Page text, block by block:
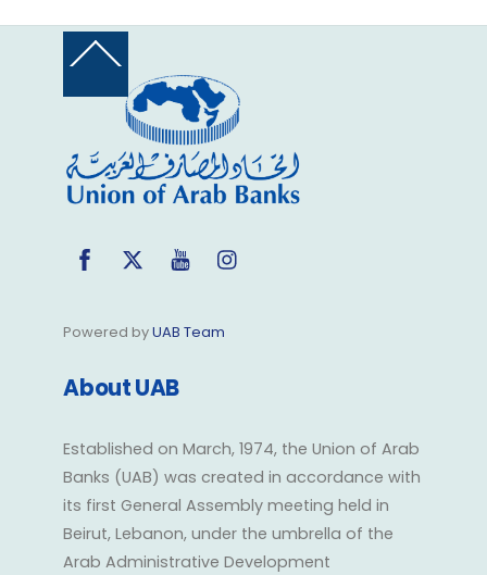
Back
Top
FacebookTwitter YouTube
Powered byUAB Team
About UAB
Established on March, 1974, the Union of Arab
Banks (UAB) was created in accordance with
its first General Assembly meeting held in
Beirut, Lebanon, under the umbrella of the
Arab Administrative Development